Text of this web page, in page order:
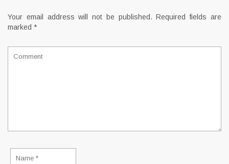
Your email address will not be published. Required fields are
marked *